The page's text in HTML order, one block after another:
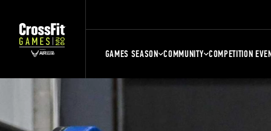
GAMES SEASON COMMUNITY COMPETITION